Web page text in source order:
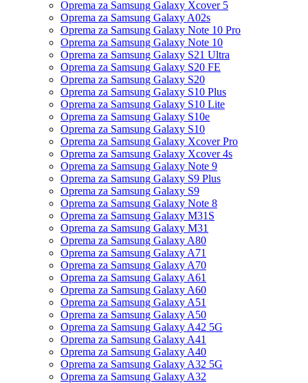
Oprema za Samsung Galaxy Xcover 5
Oprema za Samsung Galaxy A02s
Oprema za Samsung Galaxy Note 10 Pro
Oprema za Samsung Galaxy Note 10
Oprema za Samsung Galaxy S21 Ultra
Oprema za Samsung Galaxy S20 FE
Oprema za Samsung Galaxy S20
Oprema za Samsung Galaxy S10 Plus
Oprema za Samsung Galaxy S10 Lite
Oprema za Samsung Galaxy S10e
Oprema za Samsung Galaxy S10
Oprema za Samsung Galaxy Xcover Pro
Oprema za Samsung Galaxy Xcover 4s
Oprema za Samsung Galaxy Note 9
Oprema za Samsung Galaxy S9 Plus
Oprema za Samsung Galaxy S9
Oprema za Samsung Galaxy Note 8
Oprema za Samsung Galaxy M31S
Oprema za Samsung Galaxy M31
Oprema za Samsung Galaxy A80
Oprema za Samsung Galaxy A71
Oprema za Samsung Galaxy A70
Oprema za Samsung Galaxy A61
Oprema za Samsung Galaxy A60
Oprema za Samsung Galaxy A51
Oprema za Samsung Galaxy A50
Oprema za Samsung Galaxy A42 5G
Oprema za Samsung Galaxy A41
Oprema za Samsung Galaxy A40
Oprema za Samsung Galaxy A32 5G
Oprema za Samsung Galaxy A32